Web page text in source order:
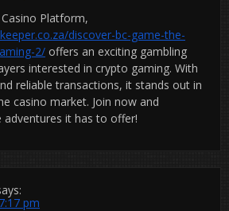
Platform,
discover-bc-game-the-
2/ offers an exciting gambling
interested in crypto gaming. With
reliable transactions, it stands out in
casino market. Join now and
adventures it has to offer!
pm